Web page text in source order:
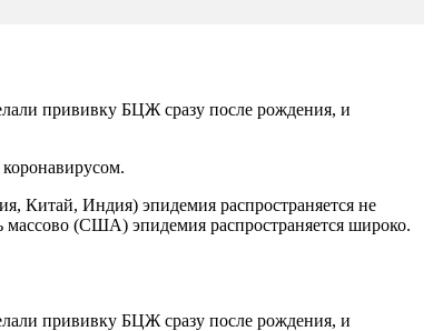
прививку БЦЖ сразу после рождения, и
Китай, Индия) эпидемия распространяется не
массово (США) эпидемия распространяется широко.
прививку БЦЖ сразу после рождения, и